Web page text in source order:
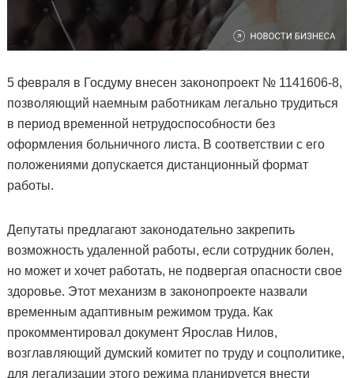
5 февраля в Госдуму внесен законопроект № 1141606-8,
позволяющий наемным работникам легально трудиться
в период временной нетрудоспособности без
оформления больничного листа. В соответствии с его
положениями допускается дистанционный формат
работы.
Депутаты предлагают законодательно закрепить
возможность удаленной работы, если сотрудник болен,
но может и хочет работать, не подвергая опасности свое
здоровье. Этот механизм в законопроекте назвали
временным адаптивным режимом труда. Как
прокомментировал документ Ярослав Нилов,
возглавляющий думский комитет по труду и соцполитике,
для легализации этого режима планируется внести